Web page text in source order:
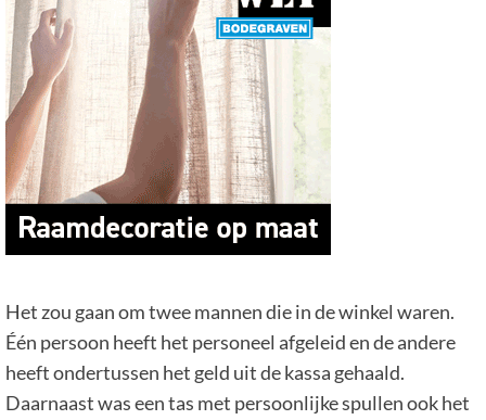
Het zou gaan om twee mannen die in de winkel waren.
Één persoon heeft het personeel afgeleid en de andere
heeft ondertussen het geld uit de kassa gehaald.
Daarnaast was een tas met persoonlijke spullen ook het